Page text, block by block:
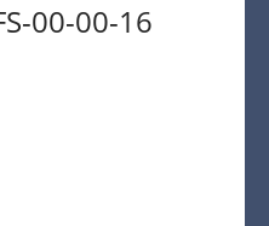
00-00-16